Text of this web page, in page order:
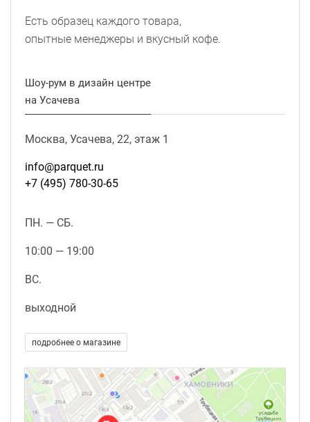
Надежность конструкции плавающих пробковых
полов обеспечивается запатентованной системой
лучших в мире.
Пробка идеальный материал не только для полов, но
кроме декоративных функций, являются
сочетании с натуральностью и экологичностью
делает помещения более комфортными для человека.
Есть образец каждого товара,
опытные менеджеры и вкусный кофе.
Шоу-рум в дизайн центре
на Усачева
Москва, Усачева, 22, этаж 1
info@parquet.ru
+7 (495) 780-30-65
ПН. — СБ.
10:00 — 19:00
ВС.
выходной
подробнее о магазине